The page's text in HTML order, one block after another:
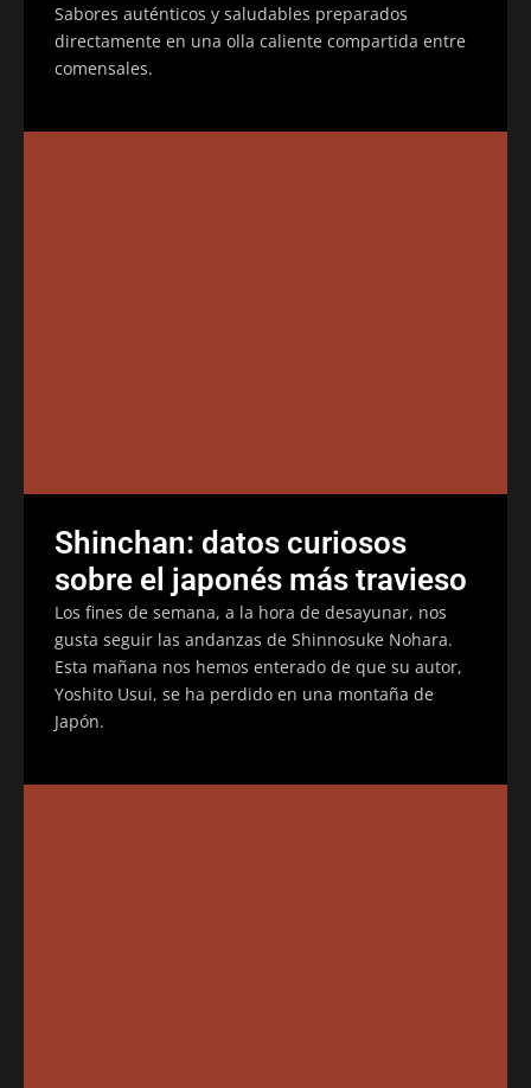
Sabores auténticos y saludables preparados
directamente en una olla caliente compartida entre
comensales.
Shinchan: datos curiosos
sobre el japonés más travieso
Los fines de semana, a la hora de desayunar, nos
gusta seguir las andanzas de Shinnosuke Nohara.
Esta mañana nos hemos enterado de que su autor,
Yoshito Usui, se ha perdido en una montaña de
Japón.